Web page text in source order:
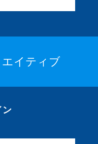
イティブ
ン